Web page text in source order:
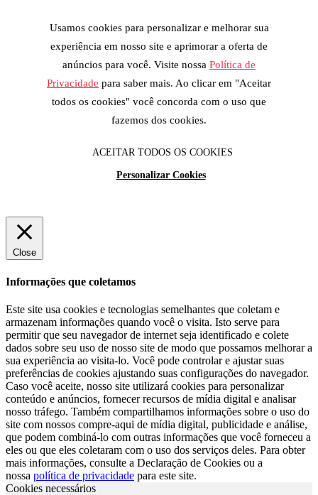
Usamos cookies para personalizar e melhorar sua
experiência em nosso site e aprimorar a oferta de
anúncios para você. Visite nossa Política de
Privacidade para saber mais. Ao clicar em "Aceitar
todos os cookies" você concorda com o uso que
fazemos dos cookies.
ACEITAR TODOS OS COOKIES
Personalizar Cookies
Close
Informações que coletamos
Este site usa cookies e tecnologias semelhantes que coletam e
armazenam informações quando você o visita. Isto serve para
permitir que seu navegador de internet seja identificado e colete
dados sobre seu uso de nosso site de modo que possamos melhorar a
sua experiência ao visita-lo. Você pode controlar e ajustar suas
preferências de cookies ajustando suas configurações do navegador.
Caso você aceite, nosso site utilizará cookies para personalizar
conteúdo e anúncios, fornecer recursos de mídia digital e analisar
nosso tráfego. Também compartilhamos informações sobre o uso do
site com nossos compre-aqui de mídia digital, publicidade e análise,
que podem combiná-lo com outras informações que você forneceu a
eles ou que eles coletaram com o uso dos serviços deles. Para obter
mais informações, consulte a Declaração de Cookies ou a
nossa política de privacidade para este site.
Cookies necessários